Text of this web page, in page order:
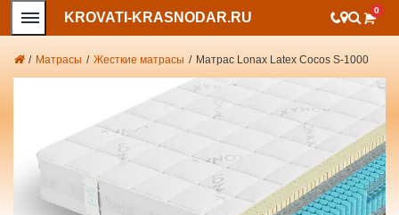
KROVATI-KRASNODAR.RU 0
/ Матрасы / Жесткие матрасы / Матрас Lonax Latex Cocos S-1000